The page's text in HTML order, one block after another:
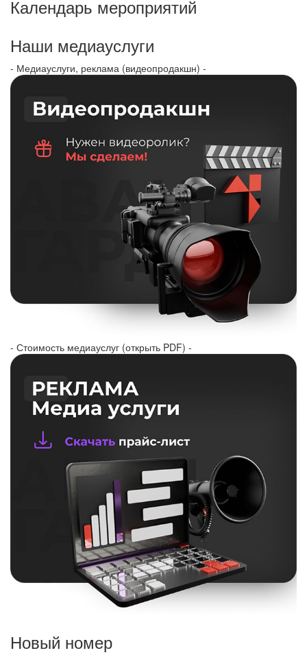
Календарь мероприятий
Наши медиауслуги
- Медиауслуги, реклама (видеопродакшн) -
- Стоимость медиауслуг (открыть PDF) -
Новый номер